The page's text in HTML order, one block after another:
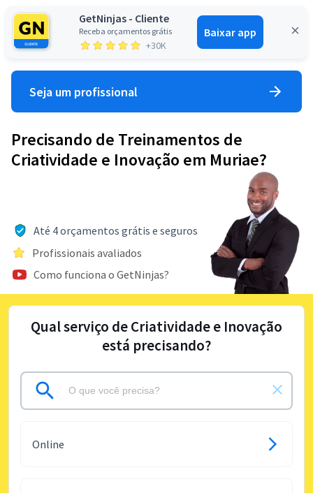
GetNinjas - Cliente
Receba orçamentos grátis
+30K
Baixar app
Entrar
Seja um profissional
Precisando de Treinamentos de
Criatividade e Inovação em Muriae?
Até 4 orçamentos grátis e seguros
Profissionais avaliados
Como funciona o GetNinjas?
Qual serviço de Criatividade e Inovação
está precisando?
Online